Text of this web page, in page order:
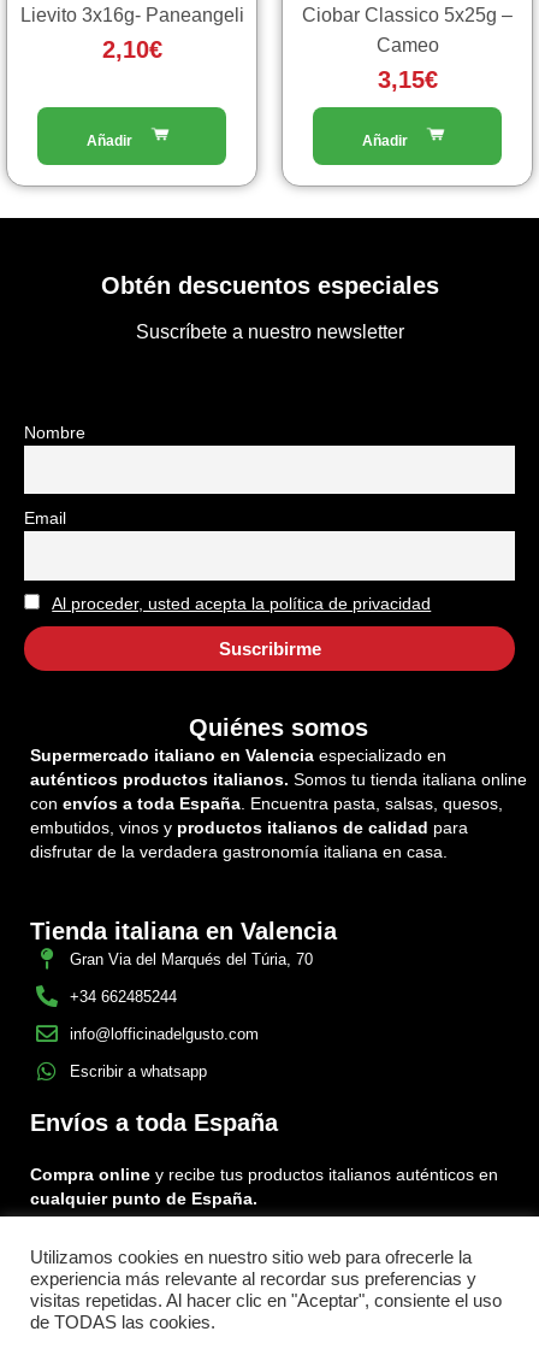
Lievito 3x16g- Paneangeli
2,10€
Ciobar Classico 5x25g –
Cameo
3,15€
Obtén descuentos especiales
Suscríbete a nuestro newsletter
Nombre
Email
Al proceder, usted acepta la política de privacidad
Quiénes somos
Supermercado italiano en Valencia especializado en
auténticos productos italianos. Somos tu tienda italiana online
con envíos a toda España . Encuentra pasta, salsas, quesos,
embutidos, vinos y productos italianos de calidad para
disfrutar de la verdadera gastronomía italiana en casa.
Tienda italiana en Valencia
Gran Via del Marqués del Túria, 70
+34 662485244
info@lofficinadelgusto.com
Escribir a whatsapp
Envíos a toda España
Compra online y recibe tus productos italianos auténticos en
cualquier punto de España.
Encuéntranos en:
FacebookInstagram
Tiktok
Utilizamos cookies en nuestro sitio web para ofrecerle la
experiencia más relevante al recordar sus preferencias y
visitas repetidas. Al hacer clic en "Aceptar", consiente el uso
de TODAS las cookies.